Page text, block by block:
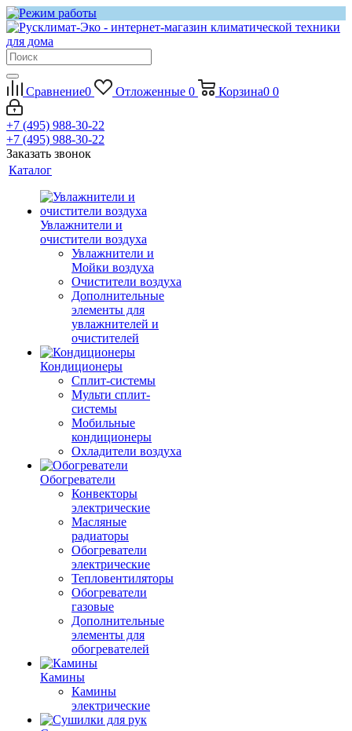
Сравнение0 Отложенные 0 Корзина0 0
+7 (495) 988-30-22
+7 (495) 988-30-22
Заказать звонок
Каталог
Увлажнители и
очистители воздуха
Увлажнители и
Мойки воздуха
Очистители воздуха
Дополнительные
элементы для
увлажнителей и
очистителей
Кондиционеры
Сплит-системы
Мульти сплит-
системы
Мобильные
кондиционеры
Охладители воздуха
Обогреватели
Конвекторы
электрические
Масляные
радиаторы
Обогреватели
электрические
Тепловентиляторы
Обогреватели
газовые
Дополнительные
элементы для
обогревателей
Камины
Камины
электрические